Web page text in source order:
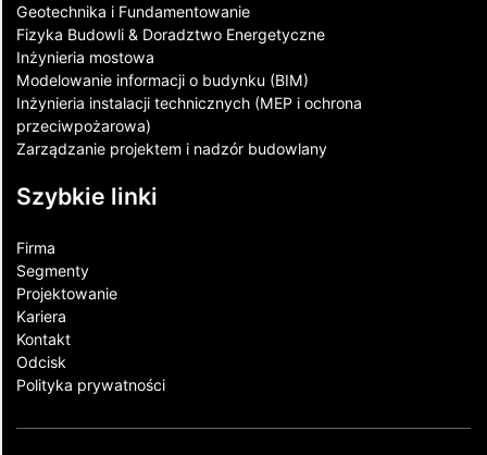
Geotechnika i Fundamentowanie
Fizyka Budowli & Doradztwo Energetyczne
Inżynieria mostowa
Modelowanie informacji o budynku (BIM)
Inżynieria instalacji technicznych (MEP i ochrona
przeciwpożarowa)
Zarządzanie projektem i nadzór budowlany
Szybkie linki
Firma
Segmenty
Projektowanie
Kariera
Kontakt​
Odcisk
Polityka prywatności